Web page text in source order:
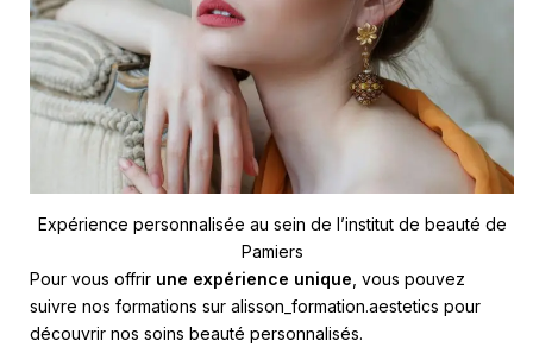
Expérience personnalisée au sein de l’institut de beauté de
Pamiers
Pour vous offrir une expérience unique, vous pouvez
suivre nos formations sur alisson_formation.aestetics pour
découvrir nos soins beauté personnalisés.